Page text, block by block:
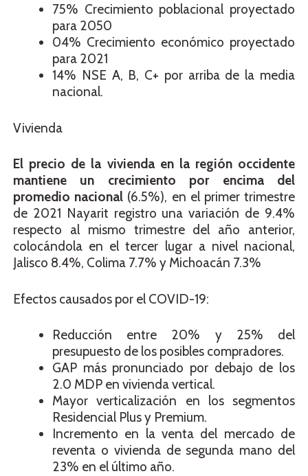
75% Crecimiento poblacional proyectado
para 2050
04% Crecimiento económico proyectado
para 2021
14% NSE A, B, C+ por arriba de la media
nacional.
Vivienda
El precio de la vivienda en la región occidente
mantiene un crecimiento por encima del
promedio nacional (6.5%), en el primer trimestre
de 2021 Nayarit registro una variación de 9.4%
respecto al mismo trimestre del año anterior,
colocándola en el tercer lugar a nivel nacional,
Jalisco 8.4%, Colima 7.7% y Michoacán 7.3%
Efectos causados por el COVID-19:
Reducción entre 20% y 25% del
presupuesto de los posibles compradores.
GAP más pronunciado por debajo de los
2.0 MDP en vivienda vertical.
Mayor verticalización en los segmentos
Residencial Plus y Premium.
Incremento en la venta del mercado de
reventa o vivienda de segunda mano del
23% en el último año.